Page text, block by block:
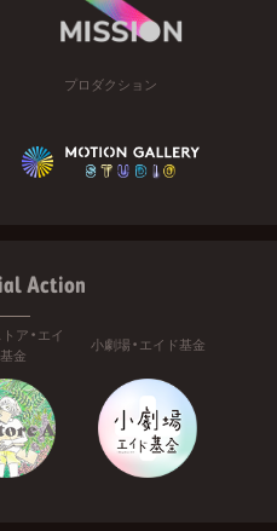
プロダクション
Action
ア・エイ
金
小劇場・エイド基金